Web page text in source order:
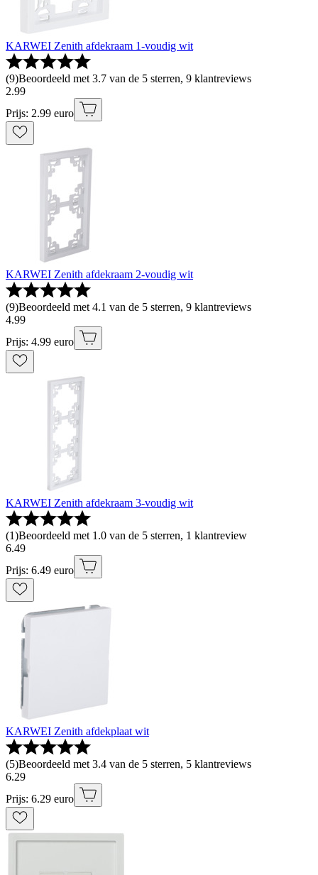
KARWEI Zenith afdekraam 1-voudig wit
(9)Beoordeeld met 3.7 van de 5 sterren, 9 klantreviews
2.99
Prijs: 2.99 euro
KARWEI Zenith afdekraam 2-voudig wit
(9)Beoordeeld met 4.1 van de 5 sterren, 9 klantreviews
4.99
Prijs: 4.99 euro
KARWEI Zenith afdekraam 3-voudig wit
(1)Beoordeeld met 1.0 van de 5 sterren, 1 klantreview
6.49
Prijs: 6.49 euro
KARWEI Zenith afdekplaat wit
(5)Beoordeeld met 3.4 van de 5 sterren, 5 klantreviews
6.29
Prijs: 6.29 euro